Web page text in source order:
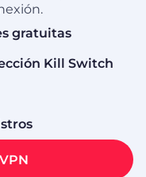
gratuitas
Kill Switch